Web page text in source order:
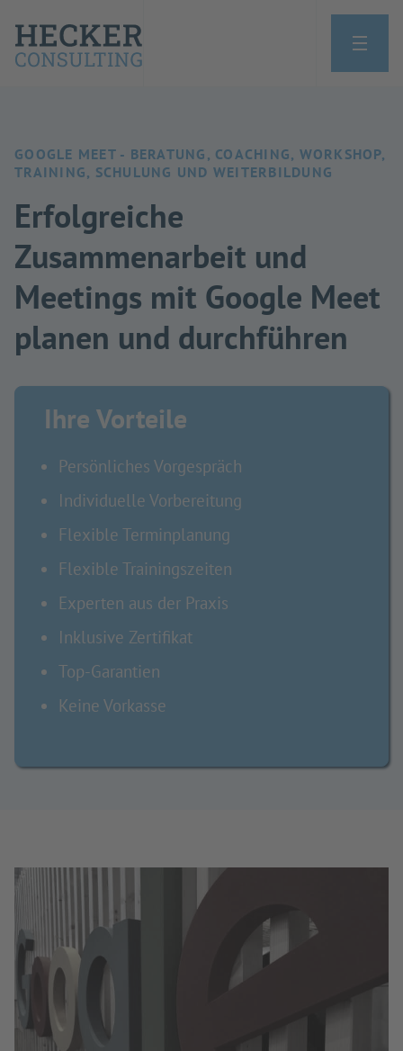
GOOGLE MEET - BERATUNG, COACHING, WORKSHOP,
TRAINING, SCHULUNG UND WEITERBILDUNG
Erfolgreiche
Zusammenarbeit und
Meetings mit Google Meet
planen und durchführen
Ihre Vorteile
Persönliches Vorgespräch
Individuelle Vorbereitung
Flexible Terminplanung
Flexible Trainingszeiten
Experten aus der Praxis
Inklusive Zertifikat
Top-Garantien
Keine Vorkasse